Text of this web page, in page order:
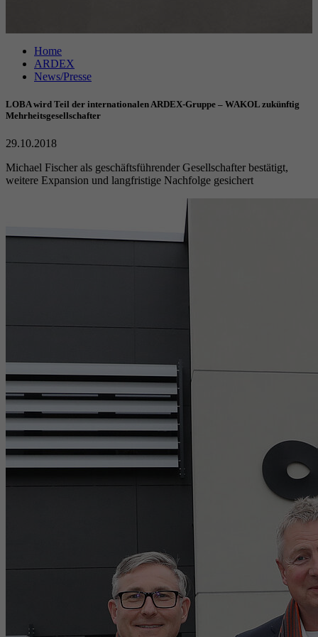
Home
ARDEX
News/Presse
LOBA wird Teil der internationalen ARDEX-Gruppe – WAKOL zukünftig
Mehrheitsgesellschafter
29.10.2018
Michael Fischer als geschäftsführender Gesellschafter bestätigt,
weitere Expansion und langfristige Nachfolge gesichert
Laufzeit
Zweck
(_GRECAPTCHA), wenn es zum Zweck der
Risikoanalyse ausgeführt wird.